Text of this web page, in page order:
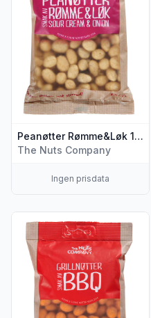
Peanøtter Rømme&Løk 150g The Nuts Company
The Nuts Company
Ingen prisdata
Vis flere detaljer for